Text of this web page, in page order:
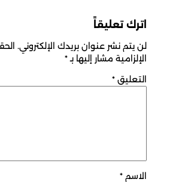
اترك تعليقاً
لن يتم نشر عنوان بريدك الإلكتروني.
الإلزامية مشار إليها بـ
التعليق*
الاسم*